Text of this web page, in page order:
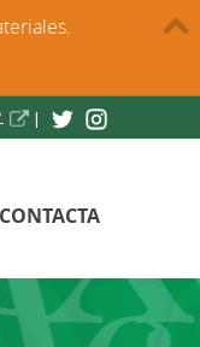
|
CONTACTA